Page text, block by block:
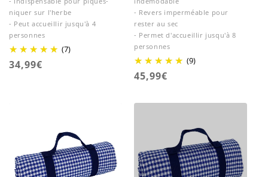
niquer sur l'herbe
- Peut accueillir jusqu'à 4
personnes
(7)
Prix
34,99€
- Revers imperméable pour
rester au sec
- Permet d'accueillir jusqu'à 8
personnes
(9)
Prix
45,99€